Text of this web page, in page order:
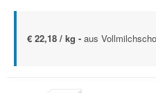
€ 22,18 / kg - aus